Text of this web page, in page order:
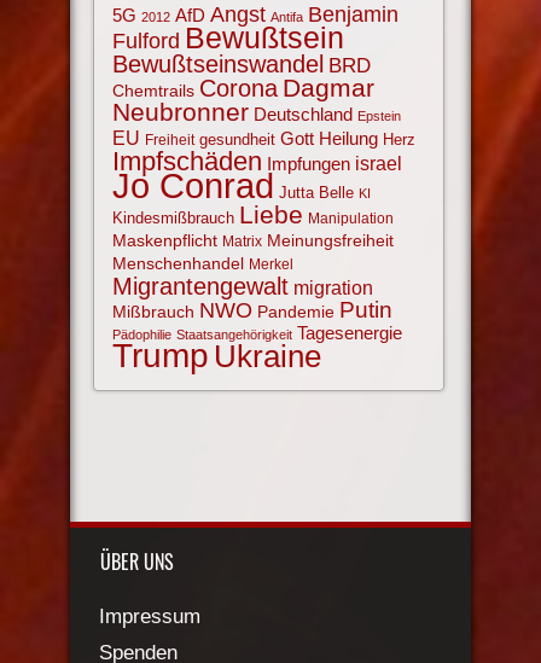
5G 2012 AfD Angst Antifa Benjamin
Fulford Bewußtsein
Bewußtseinswandel BRD
Chemtrails Corona Dagmar
Neubronner Deutschland Epstein
EU Freiheit gesundheit Gott Heilung Herz
Impfschäden Impfungen israel
Jo Conrad Jutta Belle KI
Kindesmißbrauch Liebe Manipulation
Maskenpflicht Matrix Meinungsfreiheit
Menschenhandel Merkel
Migrantengewalt migration
Mißbrauch NWO Pandemie Putin
Pädophilie Staatsangehörigkeit Tagesenergie
Trump Ukraine
ÜBER UNS
Impressum
Spenden